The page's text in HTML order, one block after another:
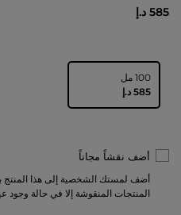
585 د.إ
100 مل
⁦585⁩ د.إ
أضف نقشاً مجاناً
أضف لمستك الشخصية إلى هذا المنتج
المنتجات المنقوشة إلا في حالة وجود